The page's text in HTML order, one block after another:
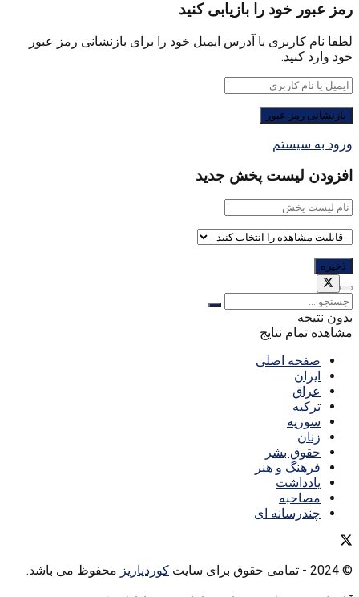
رمز عبور خود را بازیابی کنید
لطفا نام کاربری یا آدرس ایمیل خود را برای بازنشانی رمز عبور
خود وارد کنید.
ورود به سیستم
افزودن لیست پخش جدید
بدون نتیجه
مشاهده تمام نتایج
صفحه اصلی
ایران
عراق
ترکیه
سوریه
زنان
حقوق بشر
فرهنگ و هنر
یادداشت
مصاحبه
چندرسانه ای
© 2024 - تمامی حقوق برای سایت کوردپاریز محفوظ می باشد.